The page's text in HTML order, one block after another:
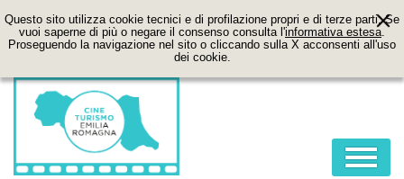
Questo sito utilizza cookie tecnici e di profilazione propri e di terze parti. Se
vuoi saperne di più o negare il consenso consulta l'informativa estesa.
Proseguendo la navigazione nel sito o cliccando sulla X acconsenti all'uso
dei cookie.